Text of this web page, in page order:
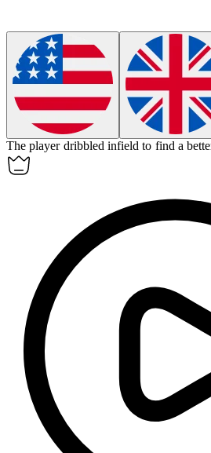
The player dribbled infield to find a